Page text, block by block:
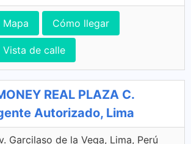
Mapa Cómo llegar
Vista de calle
REAL PLAZA C.
Autorizado, Lima
Garcilaso de la Vega, Lima, Perú